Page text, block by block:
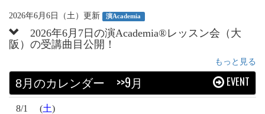
2026年6月6日（土）更新 演Academia
2026年6月7日の演Academia®︎レッスン会（大
阪）の受講曲目公開！
もっと見る
8月のカレンダー >>9月 EVENT
8/1 (土)